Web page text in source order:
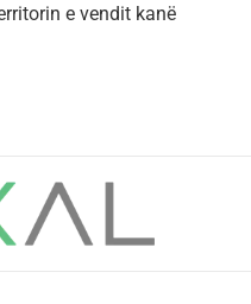
e vendit kanë